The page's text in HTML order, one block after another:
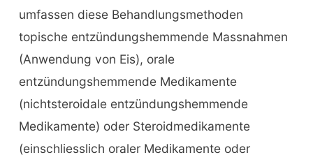
umfassen diese Behandlungsmethoden
topische entzündungshemmende Massnahmen
(Anwendung von Eis), orale
entzündungshemmende Medikamente
(nichtsteroidale entzündungshemmende
Medikamente) oder Steroidmedikamente
(einschliesslich oraler Medikamente oder